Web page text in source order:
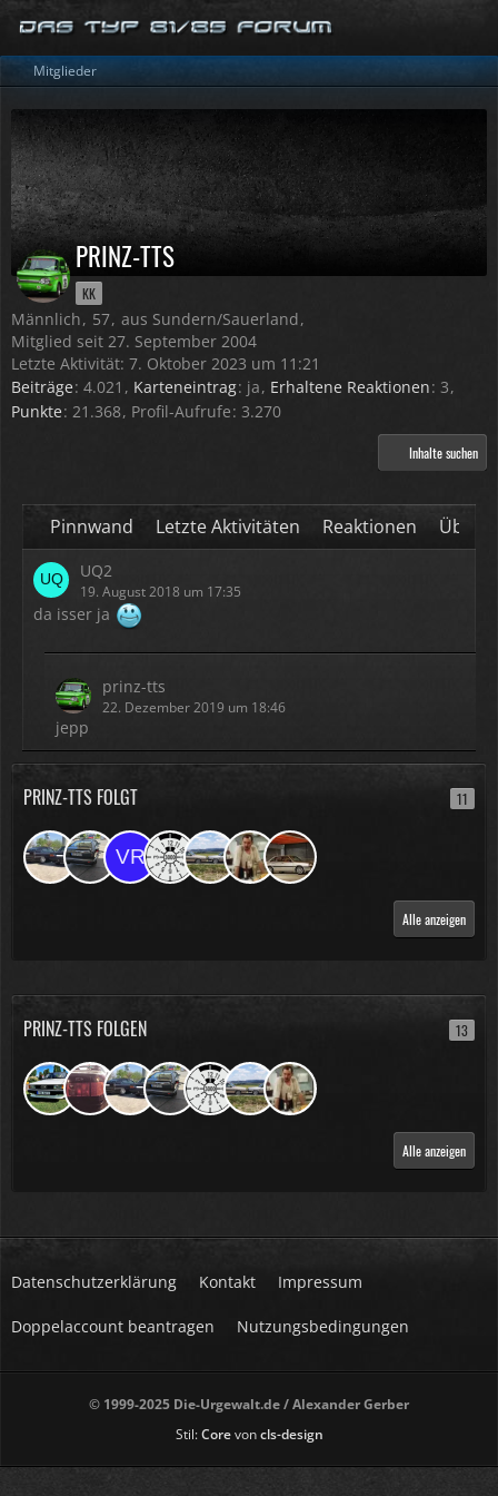
Mitglieder
PRINZ-TTS
KK
Männlich 57 aus Sundern/Sauerland
Mitglied seit 27. September 2004
Letzte Aktivität: 7. Oktober 2023 um 11:21
Beiträge 4.021 Karteneintrag ja Erhaltene Reaktionen 3
Punkte 21.368 Profil-Aufrufe 3.270
Inhalte suchen
Pinnwand Letzte Aktivitäten Reaktionen Über
UQ2
19. August 2018 um 17:35
da isser ja
prinz-tts
22. Dezember 2019 um 18:46
jepp
PRINZ-TTS FOLGT 11
Alle anzeigen
PRINZ-TTS FOLGEN 13
Alle anzeigen
Datenschutzerklärung Kontakt Impressum
Doppelaccount beantragen Nutzungsbedingungen
© 1999-2025 Die-Urgewalt.de / Alexander Gerber
Stil:Corevoncls-design